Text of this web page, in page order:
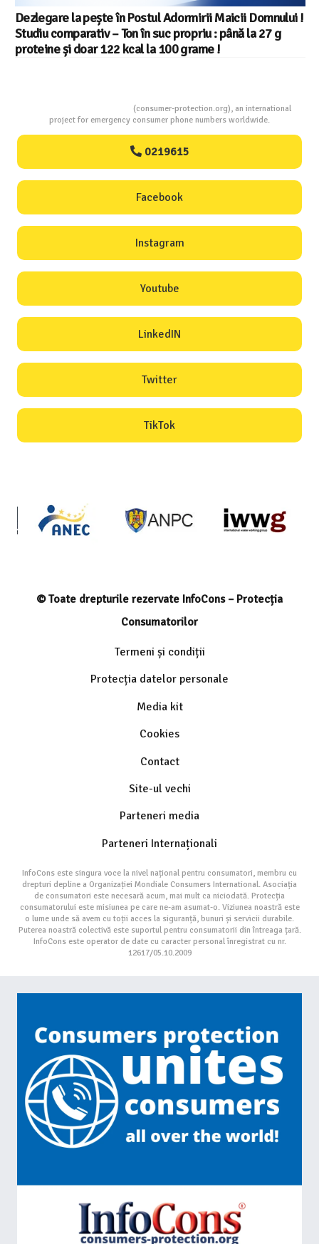
Salariul minim in Europa in 2026 – Romania pe locul 20
din 22 in UE
(consumer-protection.org), an international
project for emergency consumer phone numbers worldwide.
0219615
Facebook
Instagram
Youtube
LinkedIN
Twitter
TikTok
© Toate drepturile rezervate InfoCons – Protecția
Consumatorilor
Termeni și condiții
Protecția datelor personale
Media kit
Cookies
Contact
Site-ul vechi
Parteneri media
Parteneri Internaționali
InfoCons este singura voce la nivel național pentru consumatori, membru cu
drepturi depline a Organizației Mondiale Consumers International. Asociația
de consumatori este necesară acum, mai mult ca niciodată. Protecția
consumatorului este misiunea pe care ne-am asumat-o. Viziunea noastră este
o lume unde să avem cu toții acces la siguranță, bunuri și servicii durabile.
Puterea noastră colectivă este suportul pentru consumatorii din întreaga țară.
InfoCons este operator de date cu caracter personal înregistrat cu nr.
12617/05.10.2009